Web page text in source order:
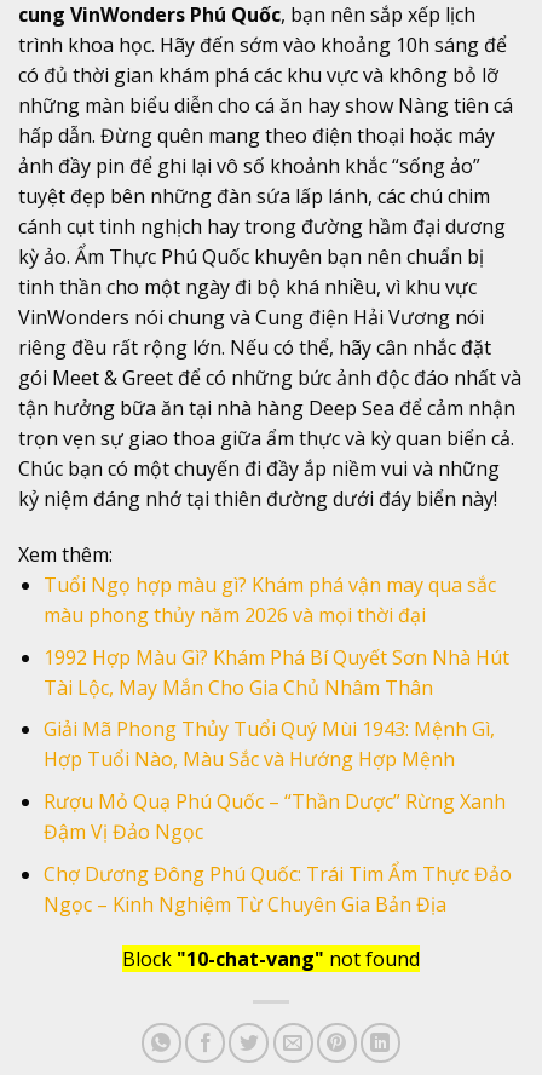
cung VinWonders Phú Quốc, bạn nên sắp xếp lịch
trình khoa học. Hãy đến sớm vào khoảng 10h sáng để
có đủ thời gian khám phá các khu vực và không bỏ lỡ
những màn biểu diễn cho cá ăn hay show Nàng tiên cá
hấp dẫn. Đừng quên mang theo điện thoại hoặc máy
ảnh đầy pin để ghi lại vô số khoảnh khắc “sống ảo”
tuyệt đẹp bên những đàn sứa lấp lánh, các chú chim
cánh cụt tinh nghịch hay trong đường hầm đại dương
kỳ ảo. Ẩm Thực Phú Quốc khuyên bạn nên chuẩn bị
tinh thần cho một ngày đi bộ khá nhiều, vì khu vực
VinWonders nói chung và Cung điện Hải Vương nói
riêng đều rất rộng lớn. Nếu có thể, hãy cân nhắc đặt
gói Meet & Greet để có những bức ảnh độc đáo nhất và
tận hưởng bữa ăn tại nhà hàng Deep Sea để cảm nhận
trọn vẹn sự giao thoa giữa ẩm thực và kỳ quan biển cả.
Chúc bạn có một chuyến đi đầy ắp niềm vui và những
kỷ niệm đáng nhớ tại thiên đường dưới đáy biển này!
Xem thêm:
Tuổi Ngọ hợp màu gì? Khám phá vận may qua sắc
màu phong thủy năm 2026 và mọi thời đại
1992 Hợp Màu Gì? Khám Phá Bí Quyết Sơn Nhà Hút
Tài Lộc, May Mắn Cho Gia Chủ Nhâm Thân
Giải Mã Phong Thủy Tuổi Quý Mùi 1943: Mệnh Gì,
Hợp Tuổi Nào, Màu Sắc và Hướng Hợp Mệnh
Rượu Mỏ Quạ Phú Quốc – “Thần Dược” Rừng Xanh
Đậm Vị Đảo Ngọc
Chợ Dương Đông Phú Quốc: Trái Tim Ẩm Thực Đảo
Ngọc – Kinh Nghiệm Từ Chuyên Gia Bản Địa
Block "10-chat-vang" not found